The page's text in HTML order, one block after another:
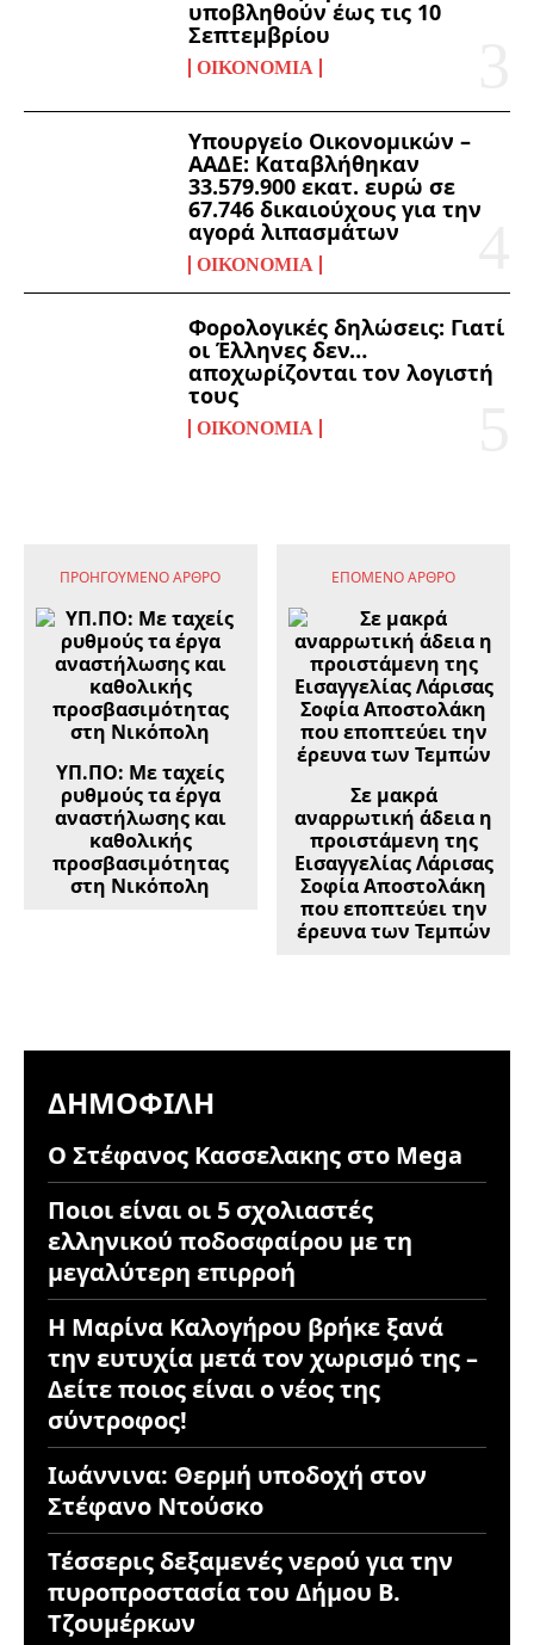
υποβληθούν έως τις 10
Σεπτεμβρίου
ΟΙΚΟΝΟΜΊΑ
Υπουργείο Οικονομικών –
ΑΑΔΕ: Καταβλήθηκαν
33.579.900 εκατ. ευρώ σε
67.746 δικαιούχους για την
αγορά λιπασμάτων
ΟΙΚΟΝΟΜΊΑ
Φορολογικές δηλώσεις: Γιατί
οι Έλληνες δεν…
αποχωρίζονται τον λογιστή
τους
ΟΙΚΟΝΟΜΊΑ
ΠΡΟΗΓΟΎΜΕΝΟ ΆΡΘΡΟ
ΥΠ.ΠΟ: Με ταχείς
ρυθμούς τα έργα
αναστήλωσης και
καθολικής
προσβασιμότητας
στη Νικόπολη
ΕΠΌΜΕΝΟ ΆΡΘΡΟ
Σε μακρά
αναρρωτική άδεια η
προιστάμενη της
Εισαγγελίας Λάρισας
Σοφία Αποστολάκη
που εποπτεύει την
έρευνα των Τεμπών
ΔΗΜΟΦΙΛΉ
Ο Στέφανος Κασσελακης στο Mega
Ποιοι είναι οι 5 σχολιαστές
ελληνικού ποδοσφαίρου με τη
μεγαλύτερη επιρροή
Η Μαρίνα Καλογήρου βρήκε ξανά
την ευτυχία μετά τον χωρισμό της –
Δείτε ποιος είναι ο νέος της
σύντροφος!
Ιωάννινα: Θερμή υποδοχή στον
Στέφανο Ντούσκο
Τέσσερις δεξαμενές νερού για την
πυροπροστασία του Δήμου Β.
Τζουμέρκων